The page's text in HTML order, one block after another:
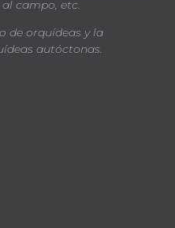
campo, etc.
de orquídeas y la
autóctonas.